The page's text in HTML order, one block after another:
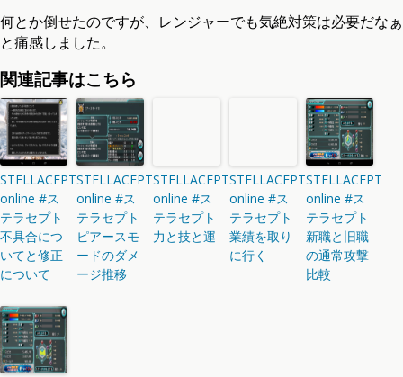
何とか倒せたのですが、レンジャーでも気絶対策は必要だなぁ
と痛感しました。
関連記事はこちら
STELLACEPT
online #ス
テラセプト
不具合につ
いてと修正
について
STELLACEPT
online #ス
テラセプト
ピアースモ
ードのダメ
ージ推移
STELLACEPT
online #ス
テラセプト
力と技と運
STELLACEPT
online #ス
テラセプト
業績を取り
に行く
STELLACEPT
online #ス
テラセプト
新職と旧職
の通常攻撃
比較